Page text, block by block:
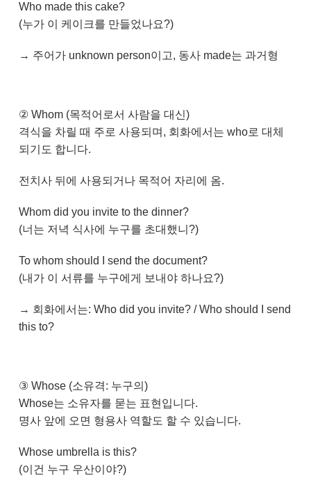
Who made this cake?
(누가 이 케이크를 만들었나요?)
→ 주어가 unknown person이고, 동사 made는 과거형
② Whom (목적어로서 사람을 대신)
격식을 차릴 때 주로 사용되며, 회화에서는 who로 대체
되기도 합니다.
전치사 뒤에 사용되거나 목적어 자리에 옴.
Whom did you invite to the dinner?
(너는 저녁 식사에 누구를 초대했니?)
To whom should I send the document?
(내가 이 서류를 누구에게 보내야 하나요?)
→ 회화에서는: Who did you invite? / Who should I send
this to?
③ Whose (소유격: 누구의)
Whose는 소유자를 묻는 표현입니다.
명사 앞에 오면 형용사 역할도 할 수 있습니다.
Whose umbrella is this?
(이건 누구 우산이야?)